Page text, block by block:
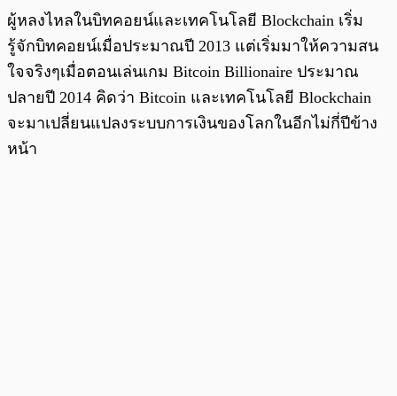
ผู้หลงไหลในบิทคอยน์และเทคโนโลยี Blockchain เริ่ม
รู้จักบิทคอยน์เมื่อประมาณปี 2013 แต่เริ่มมาให้ความสน
ใจจริงๆเมื่อตอนเล่นเกม Bitcoin Billionaire ประมาณ
ปลายปี 2014 คิดว่า Bitcoin และเทคโนโลยี Blockchain
จะมาเปลี่ยนแปลงระบบการเงินของโลกในอีกไม่กี่ปีข้าง
หน้า